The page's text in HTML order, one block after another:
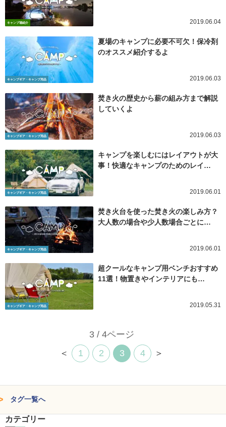
キャンプ場紹介 2019.06.04
キャンプギア・キャンプ用品
夏場のキャンプに必要不可欠！保冷剤
のオススメ紹介するよ
2019.06.03
キャンプギア・キャンプ用品
焚き火の歴史から薪の組み方まで解説
していくよ
2019.06.03
キャンプギア・キャンプ用品
キャンプを楽しむにはレイアウトが大
事！快適なキャンプのためのレイ…
2019.06.01
キャンプギア・キャンプ用品
焚き火台を使った焚き火の楽しみ方？
大人数の場合や少人数場合ごとに…
2019.06.01
キャンプギア・キャンプ用品
超クールなキャンプ用ベンチおすすめ
11選！物置きやインテリアにも…
2019.05.31
3 / 4ページ
＜
1 2 3 4 ＞
タグ一覧へ
カテゴリー